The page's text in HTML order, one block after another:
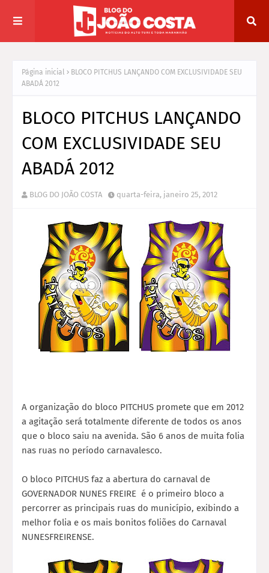
Página inicial
BLOCO PITCHUS LANÇANDO COM EXCLUSIVIDADE SEU
ABADÁ 2012
BLOCO PITCHUS LANÇANDO
COM EXCLUSIVIDADE SEU
ABADÁ 2012
BLOG DO JOÃO COSTA quarta-feira, janeiro 25, 2012
A organização do bloco PITCHUS promete que em 2012
a agitação será totalmente diferente de todos os anos
que o bloco saiu na avenida. São 6 anos de muita folia
nas ruas no período carnavalesco.
O bloco PITCHUS faz a abertura do carnaval de
GOVERNADOR NUNES FREIRE é o primeiro bloco a
percorrer as principais ruas do município, exibindo a
melhor folia e os mais bonitos foliões do Carnaval
NUNESFREIRENSE.